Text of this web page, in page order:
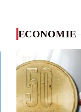
ECONOMIE